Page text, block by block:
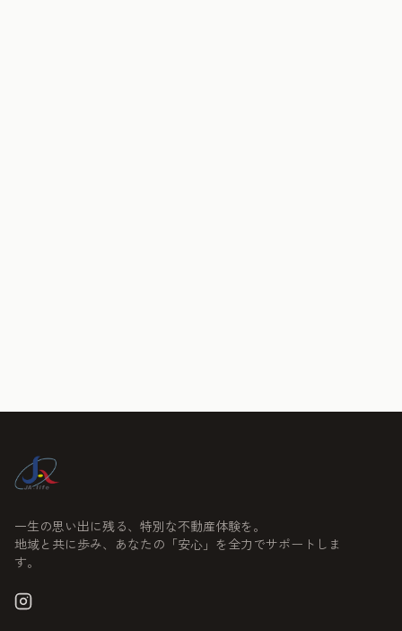
一生の思い出に残る、特別な不動産体験を。
地域と共に歩み、あなたの「安心」を全力でサポートしま
す。